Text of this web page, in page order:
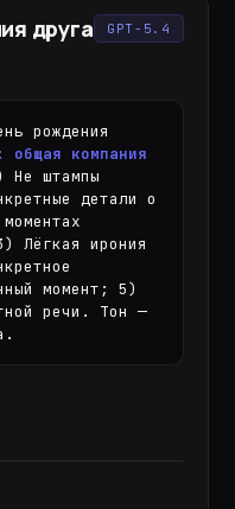
друга GPT-5.4
компания
Не штампы
детали о
Лёгкая ирония
момент; 5)
речи. Тон —